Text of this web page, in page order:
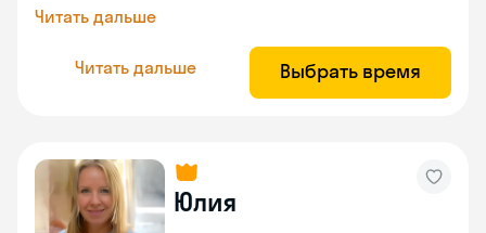
Читать дальше
Читать дальше Выбрать время
Юлия